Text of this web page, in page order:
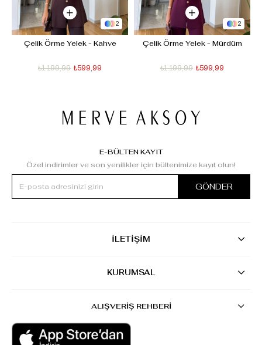
2
Çelik Örme Yelek - Kahve
₺599,99
₺1.199,99
2
Çelik Örme Yelek - Mürdüm
₺599,99
₺1.199,99
E-BÜLTEN KAYIT
Özel indirimler ve son yenilikler için bültenimize kayıt olun!
GÖNDER
İLETİŞİM
KURUMSAL
ALIŞVERİŞ REHBERİ